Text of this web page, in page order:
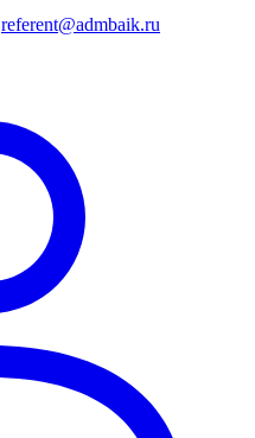
referent@admbaik.ru